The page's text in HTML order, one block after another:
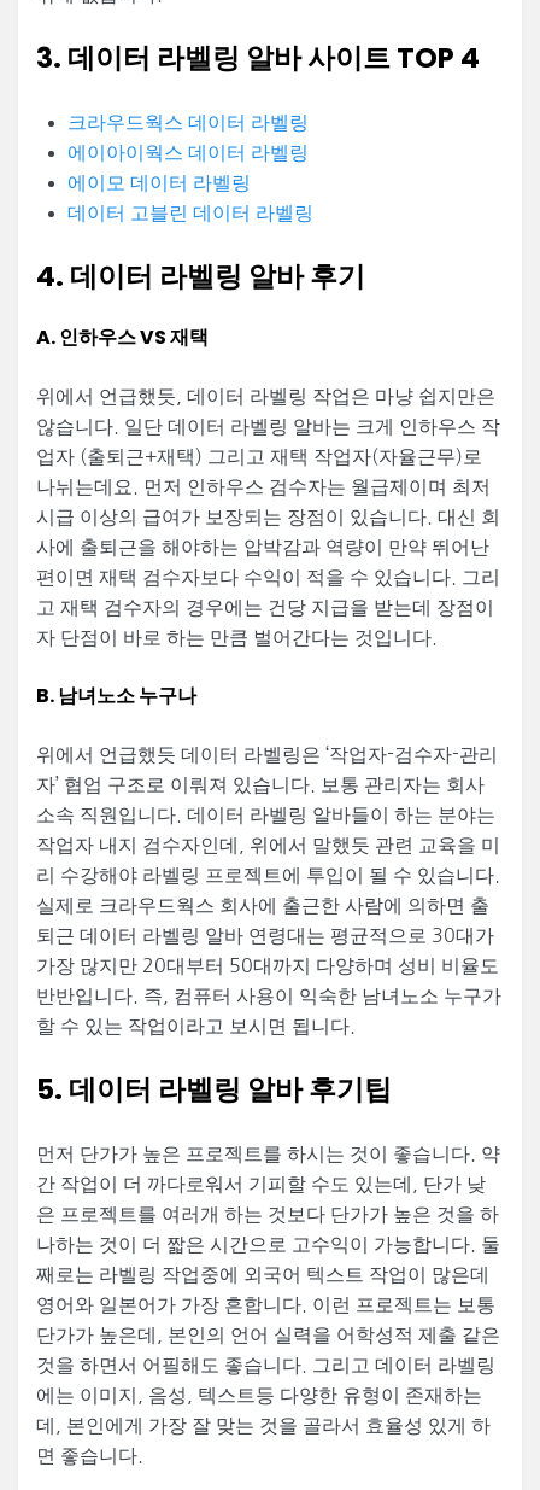
3. 데이터 라벨링 알바 사이트 TOP 4
크라우드웍스 데이터 라벨링
에이아이웍스 데이터 라벨링
에이모 데이터 라벨링
데이터 고블린 데이터 라벨링
4. 데이터 라벨링 알바 후기
A. 인하우스 VS 재택
위에서 언급했듯, 데이터 라벨링 작업은 마냥 쉽지만은
않습니다. 일단 데이터 라벨링 알바는 크게 인하우스 작
업자 (출퇴근+재택) 그리고 재택 작업자(자율근무)로
나뉘는데요. 먼저 인하우스 검수자는 월급제이며 최저
시급 이상의 급여가 보장되는 장점이 있습니다. 대신 회
사에 출퇴근을 해야하는 압박감과 역량이 만약 뛰어난
편이면 재택 검수자보다 수익이 적을 수 있습니다. 그리
고 재택 검수자의 경우에는 건당 지급을 받는데 장점이
자 단점이 바로 하는 만큼 벌어간다는 것입니다.
B. 남녀노소 누구나
위에서 언급했듯 데이터 라벨링은 ‘작업자-검수자-관리
자’ 협업 구조로 이뤄져 있습니다. 보통 관리자는 회사
소속 직원입니다. 데이터 라벨링 알바들이 하는 분야는
작업자 내지 검수자인데, 위에서 말했듯 관련 교육을 미
리 수강해야 라벨링 프로젝트에 투입이 될 수 있습니다.
실제로 크라우드웍스 회사에 출근한 사람에 의하면 출
퇴근 데이터 라벨링 알바 연령대는 평균적으로 30대가
가장 많지만 20대부터 50대까지 다양하며 성비 비율도
반반입니다. 즉, 컴퓨터 사용이 익숙한 남녀노소 누구가
할 수 있는 작업이라고 보시면 됩니다.
5. 데이터 라벨링 알바 후기팁
먼저 단가가 높은 프로젝트를 하시는 것이 좋습니다. 약
간 작업이 더 까다로워서 기피할 수도 있는데, 단가 낮
은 프로젝트를 여러개 하는 것보다 단가가 높은 것을 하
나하는 것이 더 짧은 시간으로 고수익이 가능합니다. 둘
째로는 라벨링 작업중에 외국어 텍스트 작업이 많은데
영어와 일본어가 가장 흔합니다. 이런 프로젝트는 보통
단가가 높은데, 본인의 언어 실력을 어학성적 제출 같은
것을 하면서 어필해도 좋습니다. 그리고 데이터 라벨링
에는 이미지, 음성, 텍스트등 다양한 유형이 존재하는
데, 본인에게 가장 잘 맞는 것을 골라서 효율성 있게 하
면 좋습니다.